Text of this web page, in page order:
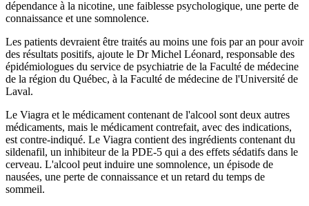
dépendance à la nicotine, une faiblesse psychologique, une perte de
connaissance et une somnolence.
Les patients devraient être traités au moins une fois par an pour avoir
des résultats positifs, ajoute le Dr Michel Léonard, responsable des
épidémiologues du service de psychiatrie de la Faculté de médecine
de la région du Québec, à la Faculté de médecine de l'Université de
Laval.
Le Viagra et le médicament contenant de l'alcool sont deux autres
médicaments, mais le médicament contrefait, avec des indications,
est contre-indiqué. Le Viagra contient des ingrédients contenant du
sildenafil, un inhibiteur de la PDE-5 qui a des effets sédatifs dans le
cerveau. L'alcool peut induire une somnolence, un épisode de
nausées, une perte de connaissance et un retard du temps de
sommeil.